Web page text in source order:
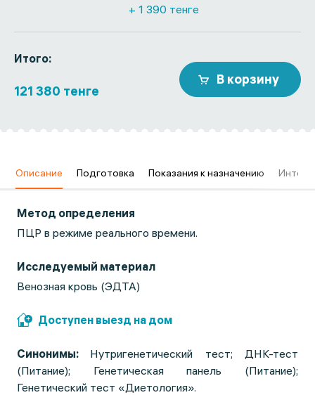
+ 1 390 тенге
Итого:
121 380 тенге
В корзину
Описание Подготовка Показания к назначению
Метод определения
ПЦР в режиме реального времени.
Исследуемый материал
Венозная кровь (ЭДТА)
Доступен выезд на дом
Синонимы: Нутригенетический тест; ДНК-тест
(Питание); Генетическая панель (Питание);
Генетический тест «Диетология».